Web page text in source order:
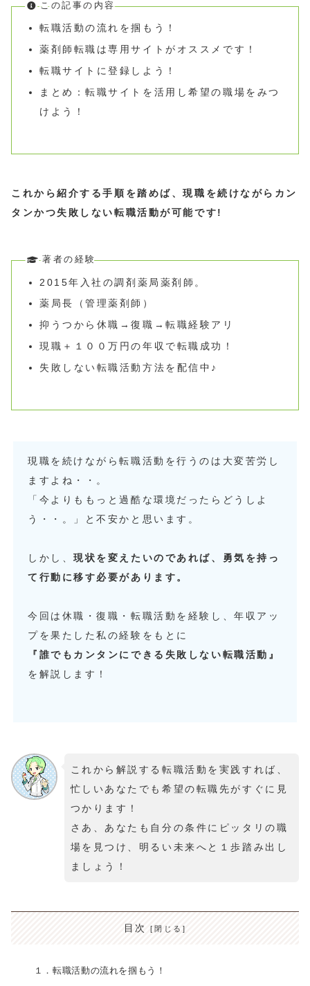
この記事の内容
転職活動の流れを掴もう！
薬剤師転職は専用サイトがオススメです！
転職サイトに登録しよう！
まとめ：転職サイトを活用し希望の職場をみつ
けよう！
これから紹介する手順を踏めば、現職を続けながらカン
タンかつ失敗しない転職活動が可能です!
著者の経験
2015年入社の調剤薬局薬剤師。
薬局長（管理薬剤師）
抑うつから休職→復職→転職経験アリ
現職＋１００万円の年収で転職成功！
失敗しない転職活動方法を配信中♪
現職を続けながら転職活動を行うのは大変苦労し
ますよね・・。
「今よりももっと過酷な環境だったらどうしよ
う・・。」と不安かと思います。
しかし、現状を変えたいのであれば、勇気を持っ
て行動に移す必要があります。
今回は休職・復職・転職活動を経験し、年収アッ
プを果たした私の経験をもとに
『誰でもカンタンにできる失敗しない転職活動』
を解説します！
これから解説する転職活動を実践すれば、
忙しいあなたでも希望の転職先がすぐに見
つかります！
さあ、あなたも自分の条件にピッタリの職
場を見つけ、明るい未来へと１歩踏み出し
ましょう！
目次
１．転職活動の流れを掴もう！